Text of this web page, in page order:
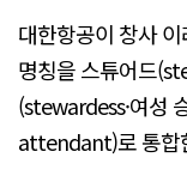
대한항공이 창사
명칭을 스튜어드
(stewardess·여성
attendant)로 통합